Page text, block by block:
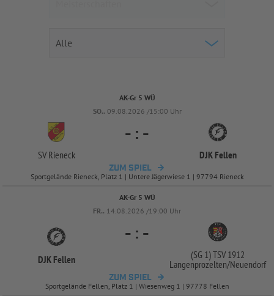
AK-Gr 5 WÜ
SO.. 09.08.2026 /15:00 Uhr
SV Rieneck
- : -
DJK Fellen
ZUM SPIEL
Sportgelände Rieneck, Platz 1 | Untere Jägerwiese 1 | 97794 Rieneck
AK-Gr 5 WÜ
FR.. 14.08.2026 /19:00 Uhr
DJK Fellen
- : -
(SG 1) TSV 1912
Langenprozelten/Neuendorf
ZUM SPIEL
Sportgelände Fellen, Platz 1 | Wiesenweg 1 | 97778 Fellen